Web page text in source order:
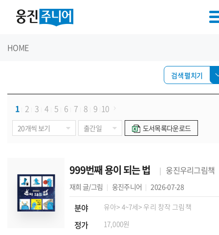
HOME
검색 펼치기
1 2 3 4 5 6 7 8 9 10
도서목록다운로드
999번째 용이 되는 법 웅진우리그림책
재희 글/그림 웅진주니어 2026-07-28
분야 유아> 4~7세> 우리 창작 그림책
정가 17,000원